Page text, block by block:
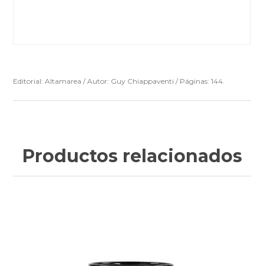
Editorial: Altamarea / Autor: Guy Chiappaventi / Páginas: 144.
Productos relacionados